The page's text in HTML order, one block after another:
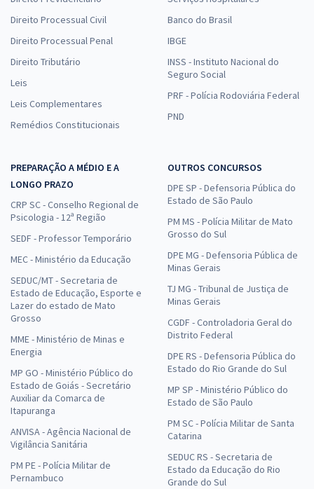
Direito Processual Civil
Direito Processual Penal
Direito Tributário
Leis
Leis Complementares
Remédios Constitucionais
Banco do Brasil
IBGE
INSS - Instituto Nacional do
Seguro Social
PRF - Polícia Rodoviária Federal
PND
PREPARAÇÃO A MÉDIO E A
LONGO PRAZO
CRP SC - Conselho Regional de
Psicologia - 12ª Região
SEDF - Professor Temporário
MEC - Ministério da Educação
SEDUC/MT - Secretaria de
Estado de Educação, Esporte e
Lazer do estado de Mato
Grosso
MME - Ministério de Minas e
Energia
MP GO - Ministério Público do
Estado de Goiás - Secretário
Auxiliar da Comarca de
Itapuranga
ANVISA - Agência Nacional de
Vigilância Sanitária
PM PE - Polícia Militar de
Pernambuco
OUTROS CONCURSOS
DPE SP - Defensoria Pública do
Estado de São Paulo
PM MS - Polícia Militar de Mato
Grosso do Sul
DPE MG - Defensoria Pública de
Minas Gerais
TJ MG - Tribunal de Justiça de
Minas Gerais
CGDF - Controladoria Geral do
Distrito Federal
DPE RS - Defensoria Pública do
Estado do Rio Grande do Sul
MP SP - Ministério Público do
Estado de São Paulo
PM SC - Polícia Militar de Santa
Catarina
SEDUC RS - Secretaria de
Estado da Educação do Rio
Grande do Sul